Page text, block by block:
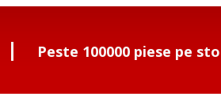
Peste 100000 piese pe